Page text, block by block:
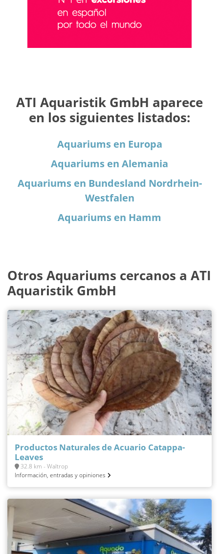
ATI Aquaristik GmbH aparece
en los siguientes listados:
Aquariums en Europa
Aquariums en Alemania
Aquariums en Bundesland Nordrhein-
Westfalen
Aquariums en Hamm
Otros Aquariums cercanos a ATI
Aquaristik GmbH
Productos Naturales de Acuario Catappa-
Leaves
32.8 km - Waltrop
Información, entradas y opiniones